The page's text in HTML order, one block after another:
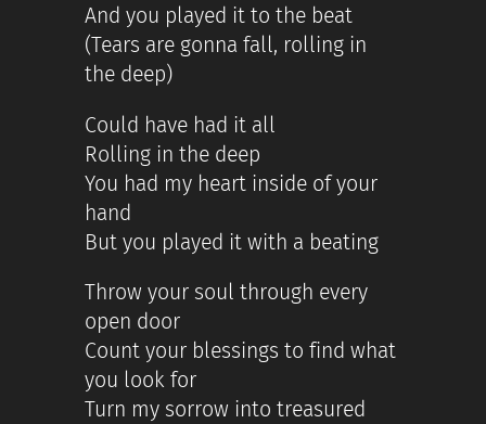
And you played it to the beat
(Tears are gonna fall, rolling in
the deep)
Could have had it all
Rolling in the deep
You had my heart inside of your
hand
But you played it with a beating
Throw your soul through every
open door
Count your blessings to find what
you look for
Turn my sorrow into treasured